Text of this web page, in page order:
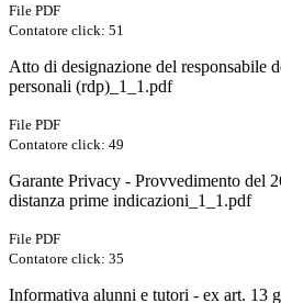
File PDF
Contatore click: 51
Atto di designazione del responsabile
personali (rdp)_1_1.pdf
File PDF
Contatore click: 49
Garante Privacy - Provvedimento del
distanza prime indicazioni_1_1.pdf
File PDF
Contatore click: 35
Informativa alunni e tutori - ex art. 13